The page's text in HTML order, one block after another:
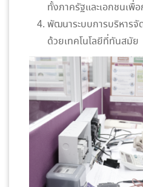
ทั้งภาครัฐและเอกชนเ
พัฒนาระบบการบริหารจั
ด้วยเทคโนโลยีที่ทันสมัย